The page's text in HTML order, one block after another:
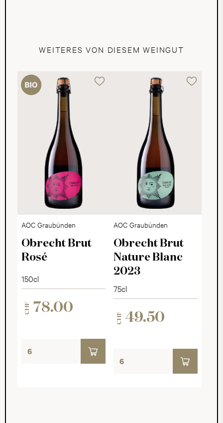
WEITERES VON DIESEM WEINGUT
AOC Graubünden
Obrecht Brut
Rosé
150cl
CHF 78.00
AOC Graubünden
Obrecht Brut
Nature Blanc
2023
75cl
CHF 49.50